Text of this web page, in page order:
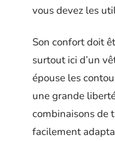
vous devez les
Son confort doit
surtout ici d’un
épouse les
une grande
combinaisons de
facilement